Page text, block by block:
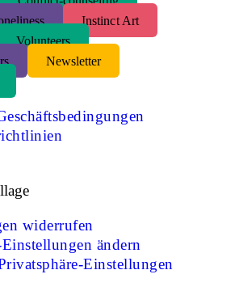
Instinct Art
Volunteers
Newsletter
widerrufen
ändern
Einstellungen